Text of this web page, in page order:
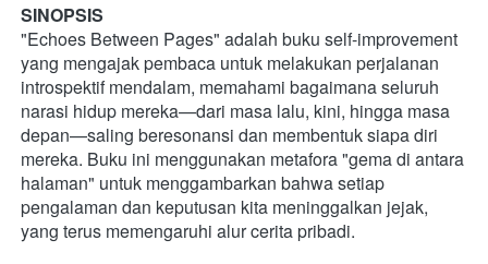
SINOPSIS
"Echoes Between Pages" adalah buku self-improvement
yang mengajak pembaca untuk melakukan perjalanan
introspektif mendalam, memahami bagaimana seluruh
narasi hidup mereka—dari masa lalu, kini, hingga masa
depan—saling beresonansi dan membentuk siapa diri
mereka. Buku ini menggunakan metafora "gema di antara
halaman" untuk menggambarkan bahwa setiap
pengalaman dan keputusan kita meninggalkan jejak,
yang terus memengaruhi alur cerita pribadi.